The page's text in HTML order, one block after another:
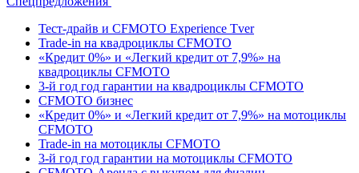
Тест-драйв и CFMOTO Experience Tver
Trade-in на квадроциклы CFMOTO
«Кредит 0%» и «Легкий кредит от 7,9%» на
квадроциклы CFMOTO
3-й год год гарантии на квадроциклы CFMOTO
CFMOTO бизнес
«Кредит 0%» и «Легкий кредит от 7,9%» на мотоциклы
CFMOTO
Trade-in на мотоциклы CFMOTO
3-й год год гарантии на мотоциклы CFMOTO